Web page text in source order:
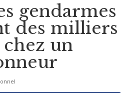
gendarmes
des milliers
chez un